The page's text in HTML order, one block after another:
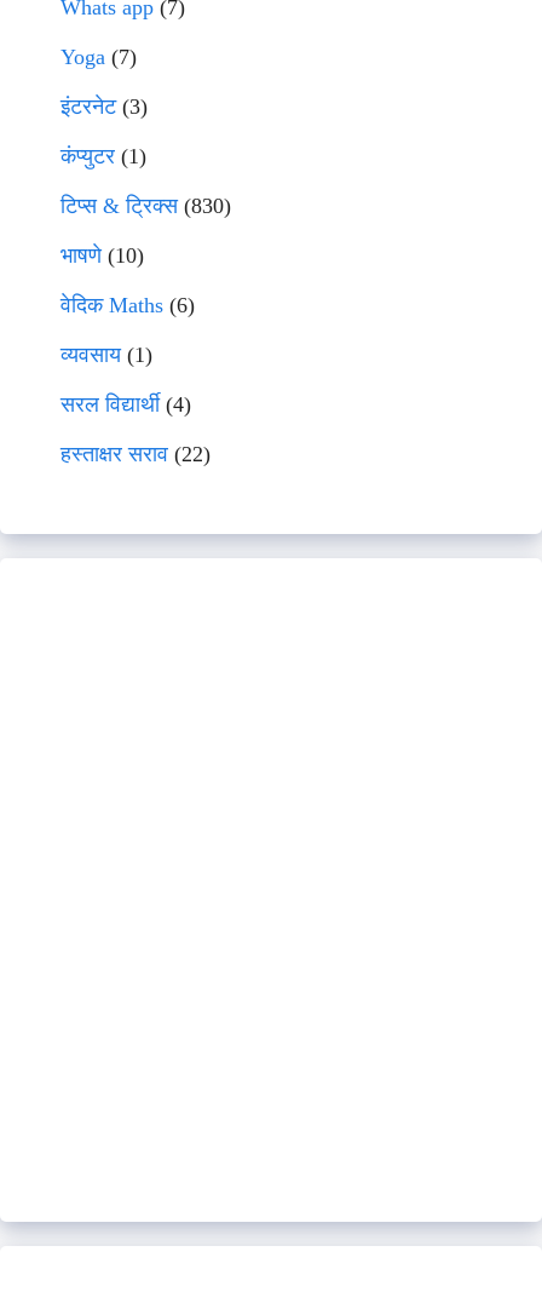
Whats app (7)
Yoga (7)
इंटरनेट(3)
कंप्युटर (1)
टिप्स & ट्रिक्स(830)
भाषणे(10)
वेदिक Maths (6)
व्यवसाय(1)
सरल विद्यार्थी(4)
हस्ताक्षर सराव (22)